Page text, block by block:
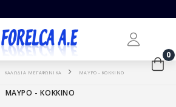
0
ΚΑΛΩΔΙΑ ΜΕΓΑΦΩΝΙΚΑ ΜΑΥΡΟ - ΚΟΚΚΙΝΟ
ΜΑΥΡΟ - ΚΟΚΚΙΝΟ